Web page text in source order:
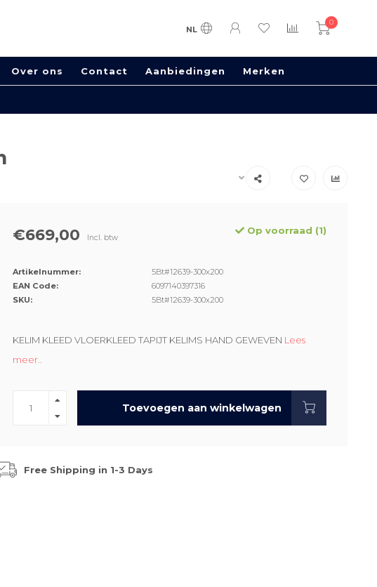
NL
0
Over ons Contact Aanbiedingen Merken
€669,00 Incl. btw
Op voorraad (1)
Artikelnummer:
5Bt#12639-300x200
EAN Code:
6097140397316
SKU:
5Bt#12639-300x200
KELIM KLEED VLOERKLEED TAPIJT KELIMS HAND GEWEVEN Lees
meer..
Toevoegen aan winkelwagen
Free Shipping in 1-3 Days